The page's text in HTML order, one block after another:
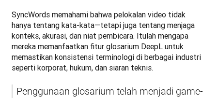
SyncWords memahami bahwa pelokalan video tidak
hanya tentang kata-kata—tetapi juga tentang menjaga
konteks, akurasi, dan niat pembicara. Itulah mengapa
mereka memanfaatkan fitur glosarium DeepL untuk
memastikan konsistensi terminologi di berbagai industri
seperti korporat, hukum, dan siaran teknis.
Penggunaan glosarium telah menjadi game-